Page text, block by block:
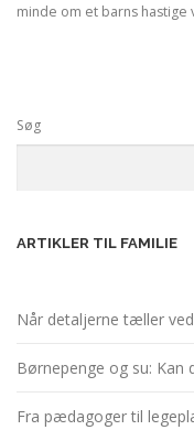
minde om et barns hastige
Søg
ARTIKLER TIL FAMILIE
Når detaljerne tæller
Børnepenge og su: Kan
Fra pædagoger til